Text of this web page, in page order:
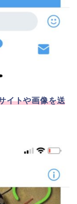
イトや画像を送